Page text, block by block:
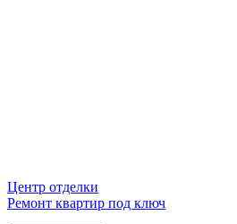
Центр отделки
Ремонт квартир под ключ